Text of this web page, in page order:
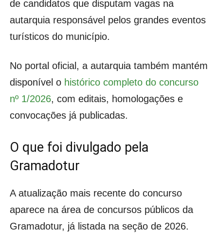
de candidatos que disputam vagas na
autarquia responsável pelos grandes eventos
turísticos do município.
No portal oficial, a autarquia também mantém
disponível o histórico completo do concurso
nº 1/2026, com editais, homologações e
convocações já publicadas.
O que foi divulgado pela
Gramadotur
A atualização mais recente do concurso
aparece na área de concursos públicos da
Gramadotur, já listada na seção de 2026.